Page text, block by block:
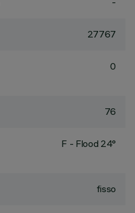
27767
0
76
F - Flood 24°
fisso